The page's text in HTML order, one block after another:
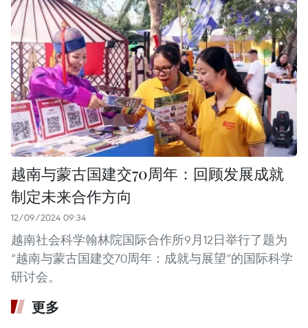
越南与蒙古国建交70周年：回顾发展成就
制定未来合作方向
12/09/2024 09:34
越南社会科学翰林院国际合作所9月12日举行了题为
“越南与蒙古国建交70周年：成就与展望”的国际科学
研讨会。
更多